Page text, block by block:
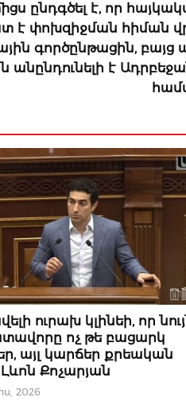
ընդգծել է, որ
է փոխզիջման հիման
գործընթացին, բայց
անընդունելի է
ուրախ կլինեի, որ
ոչ թե բացարկ
այլ կարճեր քրեական
Քոչարյան
2026